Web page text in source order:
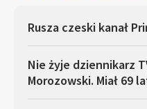
Rusza czeski kanał
Nie żyje dziennikarz
Morozowski. Miał 69